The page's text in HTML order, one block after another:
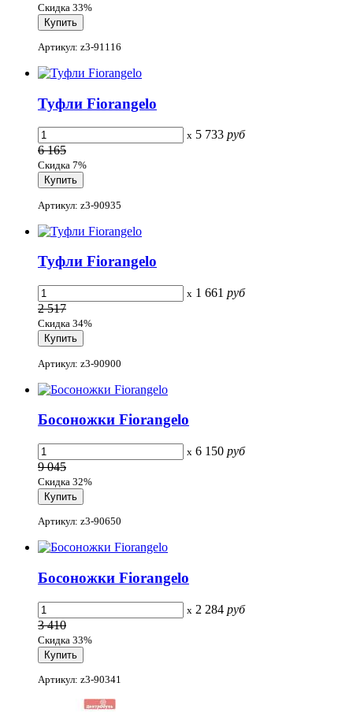
Скидка 33%
Артикул: z3-91116
Туфли Fiorangelo
x 5 733 руб
6 165
Скидка 7%
Артикул: z3-90935
Туфли Fiorangelo
x 1 661 руб
2 517
Скидка 34%
Артикул: z3-90900
Босоножки Fiorangelo
x 6 150 руб
9 045
Скидка 32%
Артикул: z3-90650
Босоножки Fiorangelo
x 2 284 руб
3 410
Скидка 33%
Артикул: z3-90341